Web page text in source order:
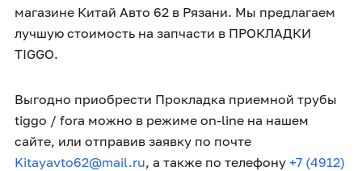
магазине Китай Авто 62 в Рязани. Мы предлагаем
лучшую стоимость на запчасти в ПРОКЛАДКИ
TIGGO.
Выгодно приобрести Прокладка приемной трубы
tiggo / fora можно в режиме on-line на нашем
сайте, или отправив заявку по почте
Kitayavto62@mail.ru, а также по телефону +7 (4912)